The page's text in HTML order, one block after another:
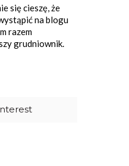
się cieszę, że
na blogu
razem
grudniownik.